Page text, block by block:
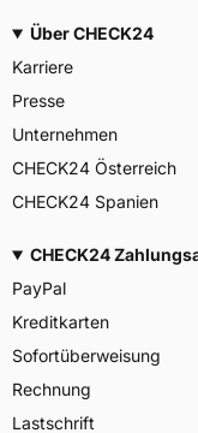
Über CHECK24
Karriere
Presse
Unternehmen
CHECK24 Österreich
CHECK24 Spanien
CHECK24
PayPal
Kreditkarten
Sofortüberweisung
Rechnung
Lastschrift